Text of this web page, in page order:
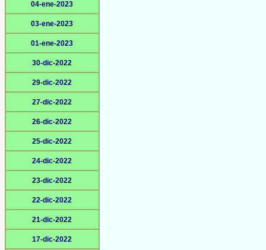
04-ene-2023
03-ene-2023
01-ene-2023
30-dic-2022
29-dic-2022
27-dic-2022
26-dic-2022
25-dic-2022
24-dic-2022
23-dic-2022
22-dic-2022
21-dic-2022
17-dic-2022